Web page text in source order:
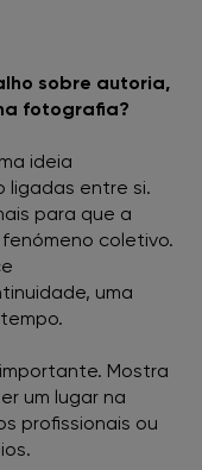
sobre autoria,
fotografia?
ideia
ligadas entre si.
para que a
coletivo.
uma
Mostra
um lugar na
profissionais ou